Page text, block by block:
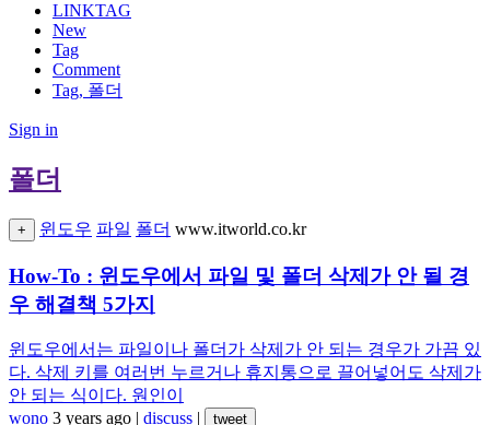
LINKTAG
New
Tag
Comment
Tag, 폴더
Sign in
폴더
+ 윈도우 파일 폴더 www.itworld.co.kr
How-To : 윈도우에서 파일 및 폴더 삭제가 안 될 경
우 해결책 5가지
윈도우에서는 파일이나 폴더가 삭제가 안 되는 경우가 가끔 있
다. 삭제 키를 여러번 누르거나 휴지통으로 끌어넣어도 삭제가
안 되는 식이다. 원인이
wono 3 years ago | discuss | tweet